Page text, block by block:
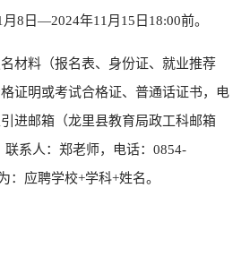
8日—2024年11月15日18:00前。
材料（报名表、身份证、就业推荐
证明或考试合格证、普通话证书，电
进邮箱（龙里县教育局政工科邮箱
联系人：郑老师，电话：0854-
：应聘学校+学科+姓名。